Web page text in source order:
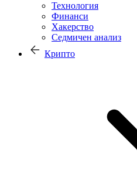
Технология
Финанси
Хакерство
Седмичен анализ
Крипто